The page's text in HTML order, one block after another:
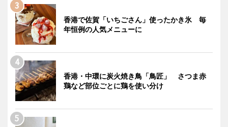
香港で佐賀「いちごさん」使ったかき氷 毎
年恒例の人気メニューに
香港・中環に炭火焼き鳥「鳥匠」 さつま赤
鶏など部位ごとに鶏を使い分け